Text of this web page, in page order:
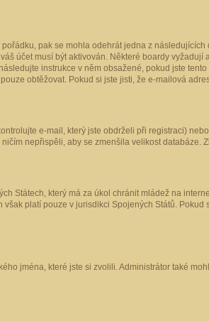
pak se mohla odehrát jedna z
účet musí být aktivován. Některé boardy
instrukce v něm obsažené, pokud jste
obtěžovat. Pokud si jste jisti, že e-mailová
e-mail, který jste obdrželi při registraci)
nepřispěli, aby se zmenšila velikost databáze.
Státech, který má za úkol chránit mládež na
platí pouze v jurisdikci Spojených Států.
jména, které jste si zvolili. Administrátor také